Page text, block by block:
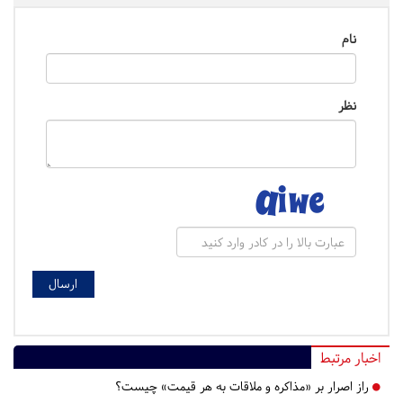
نام
نظر
اخبار مرتبط
راز اصرار بر «مذاکره و ملاقات به هر قیمت» چیست؟